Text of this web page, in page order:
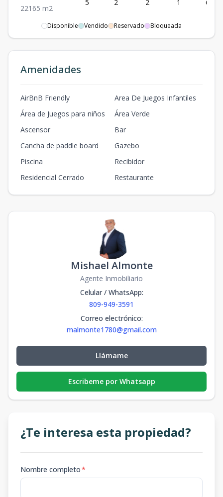
221 65 m2
5 2 2 1 65
Tipo A
1 2 2 1 65
Disponible Vendido Reservado Bloqueada
Amenidades
AirBnB Friendly
Area De Juegos Infantiles
Área de Juegos para niños
Área Verde
Ascensor
Bar
Cancha de paddle board
Gazebo
Piscina
Recibidor
Residencial Cerrado
Restaurante
Mishael Almonte
Agente Inmobiliario
Celular / WhatsApp:
809-949-3591
Correo electrónico:
malmonte1780@gmail.com
Llámame
Escribeme por Whatsapp
¿Te interesa esta propiedad?
Nombre completo*